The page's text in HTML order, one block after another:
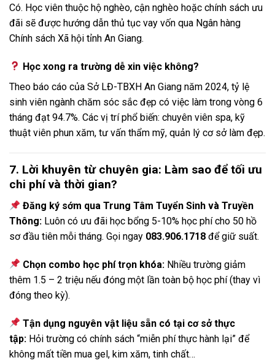
Có. Học viên thuộc hộ nghèo, cận nghèo hoặc chính sách ưu
đãi sẽ được hướng dẫn thủ tục vay vốn qua Ngân hàng
Chính sách Xã hội tỉnh An Giang.
Học xong ra trường dễ xin việc không?
Theo báo cáo của Sở LĐ-TBXH An Giang năm 2024, tỷ lệ
sinh viên ngành chăm sóc sắc đẹp có việc làm trong vòng 6
tháng đạt 94.7%. Các vị trí phổ biến: chuyên viên spa, kỹ
thuật viên phun xăm, tư vấn thẩm mỹ, quản lý cơ sở làm đẹp.
7. Lời khuyên từ chuyên gia: Làm sao để tối ưu
chi phí và thời gian?
Đăng ký sớm qua Trung Tâm Tuyển Sinh và Truyền
Thông: Luôn có ưu đãi học bổng 5-10% học phí cho 50 hồ
sơ đầu tiên mỗi tháng. Gọi ngay 083.906.1718 để giữ suất.
Chọn combo học phí trọn khóa: Nhiều trường giảm
thêm 1.5 – 2 triệu nếu đóng một lần toàn bộ học phí (thay vì
đóng theo kỳ).
Tận dụng nguyên vật liệu sẵn có tại cơ sở thực
tập: Hỏi trường có chính sách “miễn phí thực hành lại” để
không mất tiền mua gel, kim xăm, tinh chất…